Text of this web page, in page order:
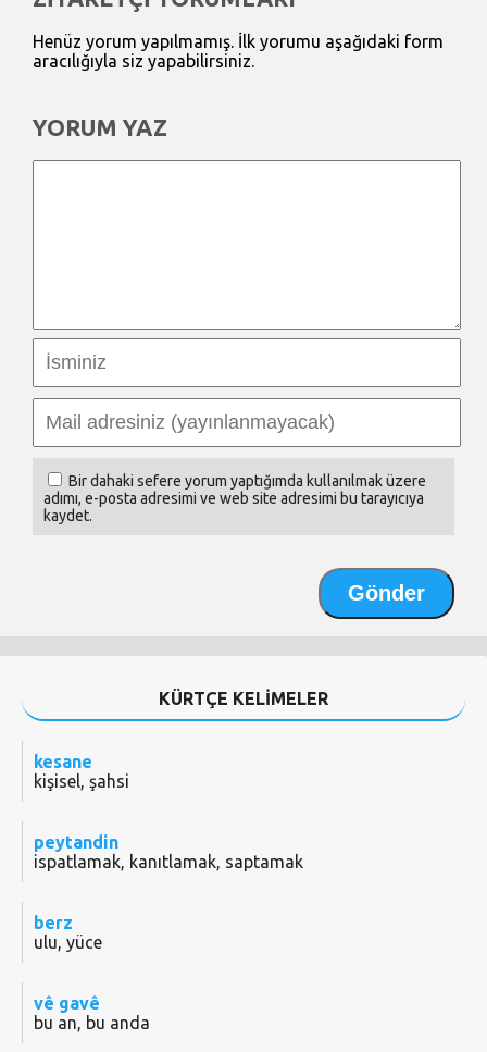
Henüz yorum yapılmamış. İlk yorumu aşağıdaki form
aracılığıyla siz yapabilirsiniz.
YORUM YAZ
Bir dahaki sefere yorum yaptığımda kullanılmak üzere
adımı, e-posta adresimi ve web site adresimi bu tarayıcıya
kaydet.
KÜRTÇE KELİMELER
kesane
kişisel, şahsi
peytandin
ispatlamak, kanıtlamak, saptamak
berz
ulu, yüce
vê gavê
bu an, bu anda